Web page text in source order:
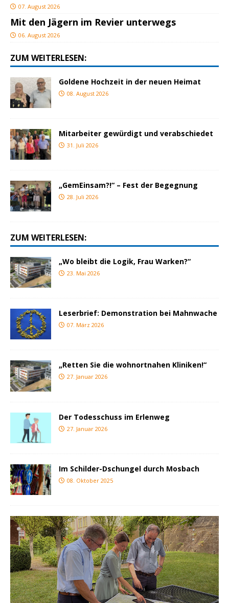
07. August 2026
Mit den Jägern im Revier unterwegs
06. August 2026
ZUM WEITERLESEN:
Goldene Hochzeit in der neuen Heimat
08. August 2026
Mitarbeiter gewürdigt und verabschiedet
31. Juli 2026
„GemEinsam?!“ – Fest der Begegnung
28. Juli 2026
ZUM WEITERLESEN:
„Wo bleibt die Logik, Frau Warken?“
23. Mai 2026
Leserbrief: Demonstration bei Mahnwache
07. März 2026
„Retten Sie die wohnortnahen Kliniken!“
27. Januar 2026
Der Todesschuss im Erlenweg
27. Januar 2026
Im Schilder-Dschungel durch Mosbach
08. Oktober 2025